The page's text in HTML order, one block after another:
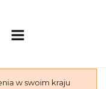
w swoim kraju